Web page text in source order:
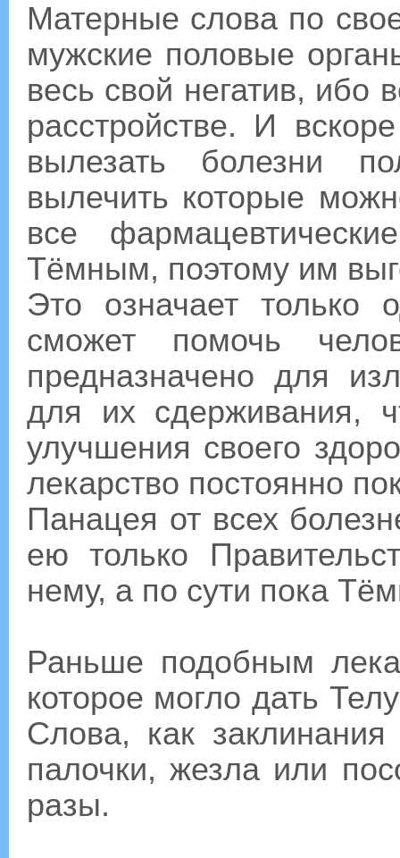
Матерные слова по
мужские половые
весь свой негатив, ибо
расстройстве. И
вылезать болезни
вылечить которые
все
Тёмным, поэтому им
Это означает только
сможет помочь
предназначено для
для их сдерживания,
улучшения своего
лекарство постоянно
Панацея от всех
ею только
нему, а по сути пока
Раньше подобным
которое могло дать
Слова, как
палочки, жезла или
разы.